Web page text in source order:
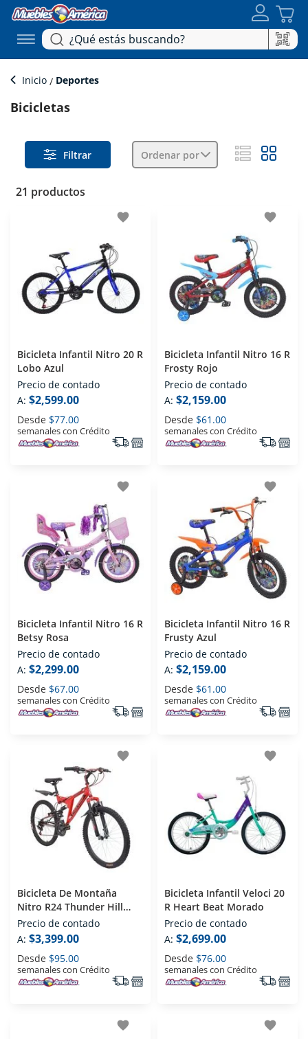
Inicio Deportes
Bicicletas
Filtrar Ordenar por
21 productos
favorite
Bicicleta Infantil Nitro 20 R
Lobo Azul
Precio de contado
A: $2,599.00
Desde $77.00
semanales con Crédito
favorite
Bicicleta Infantil Nitro 16 R
Frosty Rojo
Precio de contado
A: $2,159.00
Desde $61.00
semanales con Crédito
favorite
Bicicleta Infantil Nitro 16 R
Betsy Rosa
Precio de contado
A: $2,299.00
Desde $67.00
semanales con Crédito
favorite
Bicicleta Infantil Nitro 16 R
Frusty Azul
Precio de contado
A: $2,159.00
Desde $61.00
semanales con Crédito
favorite
Bicicleta De Montaña
Nitro R24 Thunder Hill
Rojo
Precio de contado
A: $3,399.00
Desde $95.00
semanales con Crédito
favorite
Bicicleta Infantil Veloci 20
R Heart Beat Morado
Precio de contado
A: $2,699.00
Desde $76.00
semanales con Crédito
favorite favorite